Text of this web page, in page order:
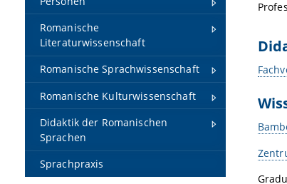
Romanische
Literaturwissenschaft
Romanische Sprachwissenschaft
Romanische Kulturwissenschaft
Didaktik der Romanischen
Sprachen
Sprachpraxis